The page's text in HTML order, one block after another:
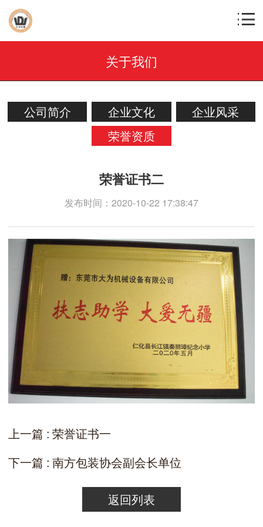
关于我们
公司简介 企业文化
企业风采
荣誉资质
荣誉证书二
发布时间：2020-10-22 17:38:47
上一篇 : 荣誉证书一
下一篇 : 南方包装协会副会长单位
返回列表